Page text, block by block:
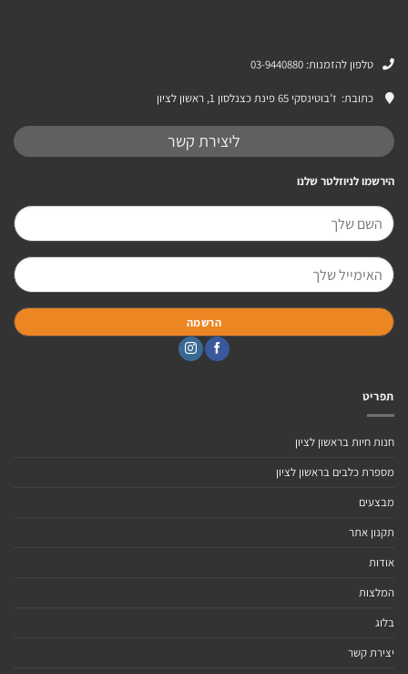
טלפון להזמנות: 03-9440880
כתובת: ז’בוטינסקי 65 פינת כצנלסון 1, ראשון לציון
ליצירת קשר
הירשמו לניוזלטר שלנו
תפריט
חנות חיות בראשון לציון
מספרת כלבים בראשון לציון
מבצעים
תקנון אתר
אודות
המלצות
בלוג
יצירת קשר